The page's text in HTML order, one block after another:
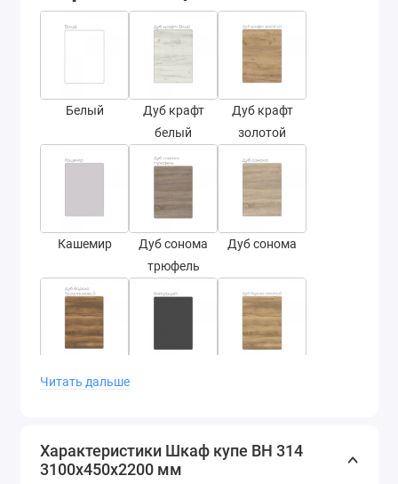
Белый
Дуб крафт
белый
Дуб крафт
золотой
Кашемир
Дуб сонома
трюфель
Дуб сонома
Дуб барокко
Читать дальше
Характеристики Шкаф купе ВН 314
3100х450х2200 мм